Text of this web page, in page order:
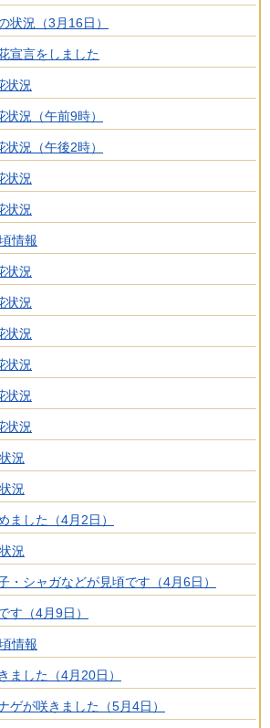
状況（3月16日）
宣言をしました
状況
況（午前9時）
況（午後2時）
状況
状況
情報
状況
状況
状況
状況
状況
状況
況
況
ました（4月2日）
況
・シャガなどが見頃です（4月6日）
す（4月9日）
情報
ました（4月20日）
ゲが咲きました（5月4日）